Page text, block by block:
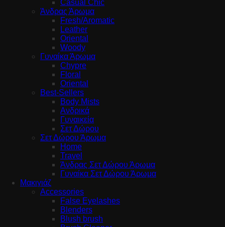
Casual Chic
Άνδρας Άρωμα
Fresh/Aromatic
Leather
Oriental
Woody
Γυναίκα Άρωμα
Chypre
Floral
Oriental
Best-Sellers
Body Mists
Ανδρικά
Γυναικεία
Σετ Δώρου
Σετ Δώρου Άρωμα
Home
Travel
Άνδρας Σετ Δώρου Άρωμα
Γυναίκα Σετ Δώρου Άρωμα
Μακιγιάζ
Accessories
False Eyelashes
Blenders
Blush brush